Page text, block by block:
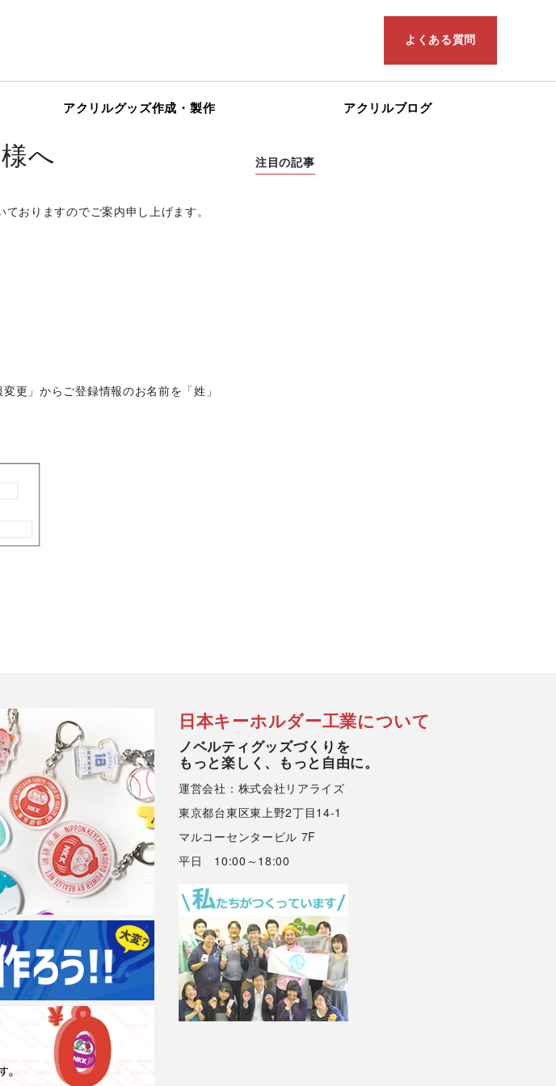
よくある質問
アクリルグッズ作成・製作 アクリルブログ
へ
おりますのでご案内申し上げます。
更」からご登録情報のお名前を「姓」
注目の記事
日本キーホルダー工業について
ノベルティグッズづくりを
もっと楽しく、もっと自由に。
運営会社：株式会社リアライズ
東京都台東区東上野2丁目14-1
マルコーセンタービル 7F
平日 10:00～18:00